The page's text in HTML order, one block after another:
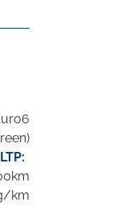
km